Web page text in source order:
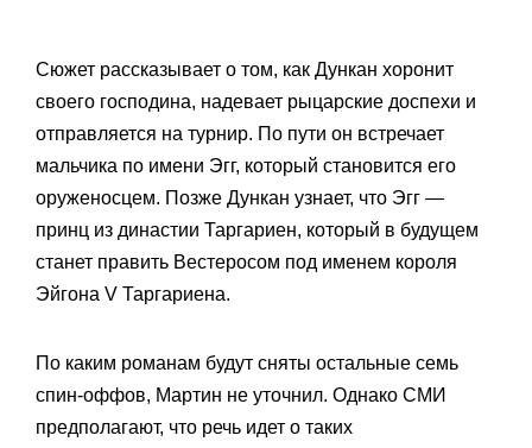
Сюжет рассказывает о том, как Дункан хоронит
своего господина, надевает рыцарские доспехи и
отправляется на турнир. По пути он встречает
мальчика по имени Эгг, который становится его
оруженосцем. Позже Дункан узнает, что Эгг —
принц из династии Таргариен, который в будущем
станет править Вестеросом под именем короля
Эйгона V Таргариена.
По каким романам будут сняты остальные семь
спин-оффов, Мартин не уточнил. Однако СМИ
предполагают, что речь идет о таких